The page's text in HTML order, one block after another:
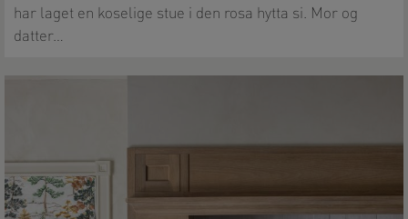
har laget en koselige stue i den rosa hytta si. Mor og
datter…